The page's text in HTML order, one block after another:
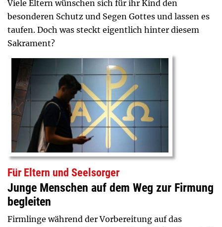
Viele Eltern wünschen sich für ihr Kind den
besonderen Schutz und Segen Gottes und lassen es
taufen. Doch was steckt eigentlich hinter diesem
Sakrament?
Für Eltern und Seelsorger
Junge Menschen auf dem Weg zur Firmung
begleiten
Firmlinge während der Vorbereitung auf das